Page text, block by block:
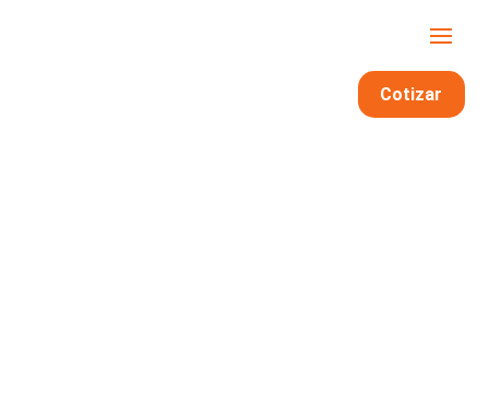
Cotizar